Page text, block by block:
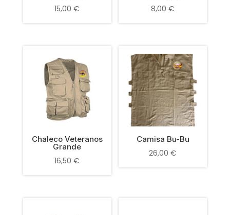
15,00€ 8,00€
Chaleco Veteranos
Grande
16,50€
Camisa Bu-Bu
26,00€